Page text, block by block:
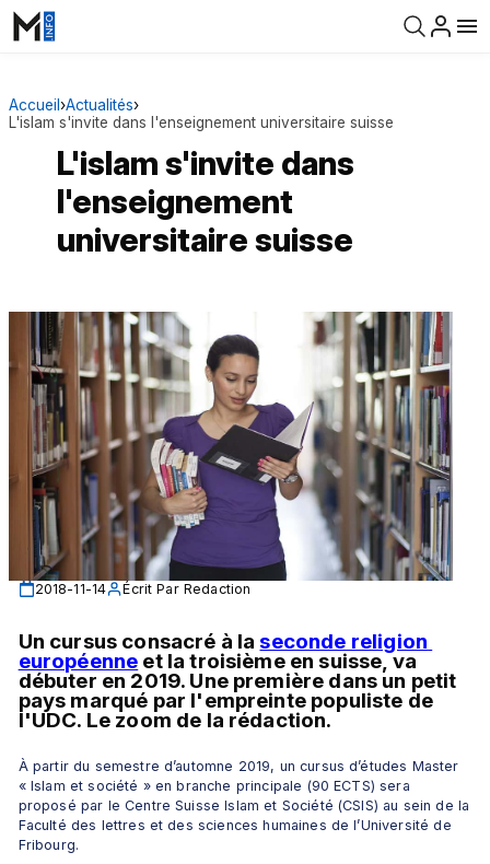
Accueil ›Actualités›
L'islam s'invite dans l'enseignement universitaire suisse
L'islam s'invite dans
l'enseignement
universitaire suisse
2018-11-14 Écrit Par Redaction
Un cursus consacré à la seconde religion
européenne et la troisième en suisse, va
débuter en 2019. Une première dans un petit
pays marqué par l'empreinte populiste de
l'UDC. Le zoom de la rédaction.
À partir du semestre d’automne 2019, un cursus d’études Master
« Islam et société » en branche principale (90 ECTS) sera
proposé par le Centre Suisse Islam et Société (CSIS) au sein de la
Faculté des lettres et des sciences humaines de l’Université de
Fribourg.